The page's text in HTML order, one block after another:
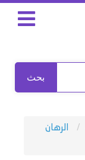
بحث
الرهان